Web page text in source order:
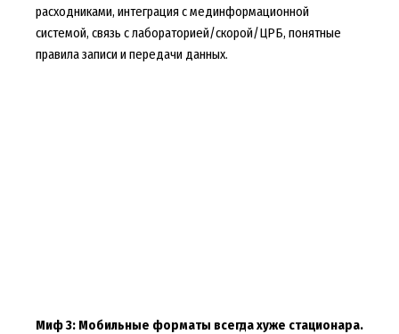
расходниками, интеграция с мединформационной
системой, связь с лабораторией/скорой/ЦРБ, понятные
правила записи и передачи данных.
Миф 3: Мобильные форматы всегда хуже стационара.